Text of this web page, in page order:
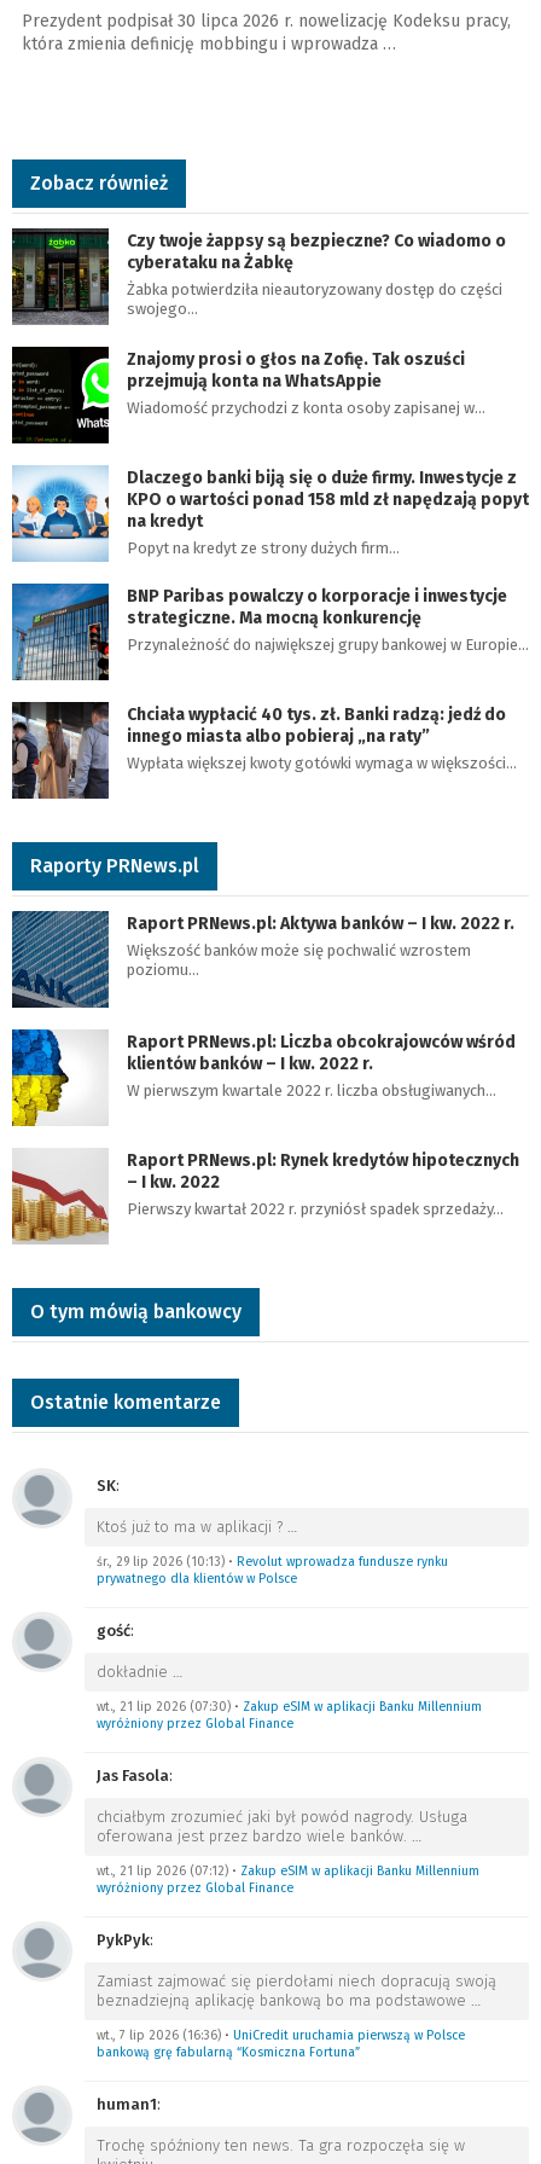
Prezydent podpisał 30 lipca 2026 r. nowelizację Kodeksu pracy,
która zmienia definicję mobbingu i wprowadza …
Zobacz również
Czy twoje żappsy są bezpieczne? Co wiadomo o
cyberataku na Żabkę
Żabka potwierdziła nieautoryzowany dostęp do części
swojego…
Znajomy prosi o głos na Zofię. Tak oszuści
przejmują konta na WhatsAppie
Wiadomość przychodzi z konta osoby zapisanej w…
Dlaczego banki biją się o duże firmy. Inwestycje z
KPO o wartości ponad 158 mld zł napędzają popyt
na kredyt
Popyt na kredyt ze strony dużych firm…
BNP Paribas powalczy o korporacje i inwestycje
strategiczne. Ma mocną konkurencję
Przynależność do największej grupy bankowej w Europie…
Chciała wypłacić 40 tys. zł. Banki radzą: jedź do
innego miasta albo pobieraj „na raty”
Wypłata większej kwoty gotówki wymaga w większości…
Raporty PRNews.pl
Raport PRNews.pl: Aktywa banków – I kw. 2022 r.
Większość banków może się pochwalić wzrostem
poziomu…
Raport PRNews.pl: Liczba obcokrajowców wśród
klientów banków – I kw. 2022 r.
W pierwszym kwartale 2022 r. liczba obsługiwanych…
Raport PRNews.pl: Rynek kredytów hipotecznych
– I kw. 2022
Pierwszy kwartał 2022 r. przyniósł spadek sprzedaży…
O tym mówią bankowcy
Ostatnie komentarze
SK:
Ktoś już to ma w aplikacji ? …
śr., 29 lip 2026 (10:13) • Revolut wprowadza fundusze rynku
prywatnego dla klientów w Polsce
gość:
dokładnie …
wt., 21 lip 2026 (07:30) • Zakup eSIM w aplikacji Banku Millennium
wyróżniony przez Global Finance
Jas Fasola:
chciałbym zrozumieć jaki był powód nagrody. Usługa
oferowana jest przez bardzo wiele banków. …
wt., 21 lip 2026 (07:12) • Zakup eSIM w aplikacji Banku Millennium
wyróżniony przez Global Finance
PykPyk:
Zamiast zajmować się pierdołami niech dopracują swoją
beznadziejną aplikację bankową bo ma podstawowe …
wt., 7 lip 2026 (16:36) • UniCredit uruchamia pierwszą w Polsce
bankową grę fabularną “Kosmiczna Fortuna”
human1:
Trochę spóźniony ten news. Ta gra rozpoczęła się w